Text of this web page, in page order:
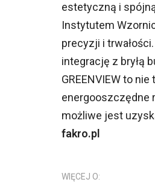
estetyczną i
Instytutem
precyzji i
integrację z bryłą
GREENVIEW to
energooszczędne
możliwe jest
fakro.pl
WIĘCEJ O: